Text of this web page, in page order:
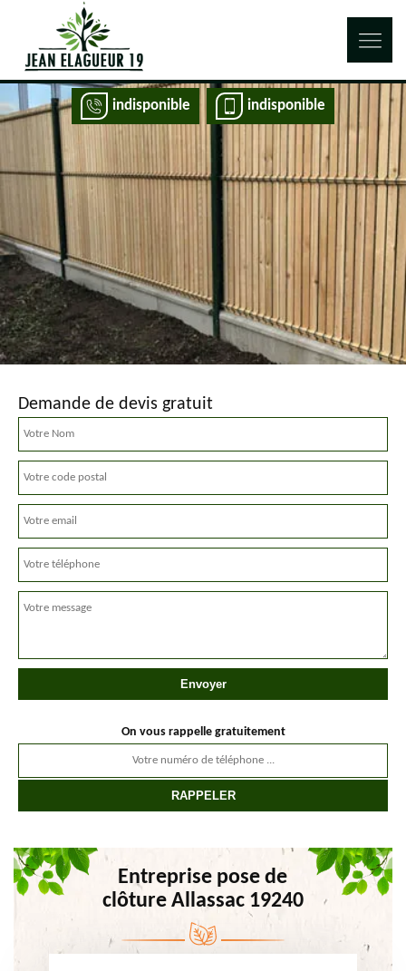
indisponible indisponible
Demande de devis gratuit
On vous rappelle gratuitement
Entreprise pose de
clôture Allassac 19240